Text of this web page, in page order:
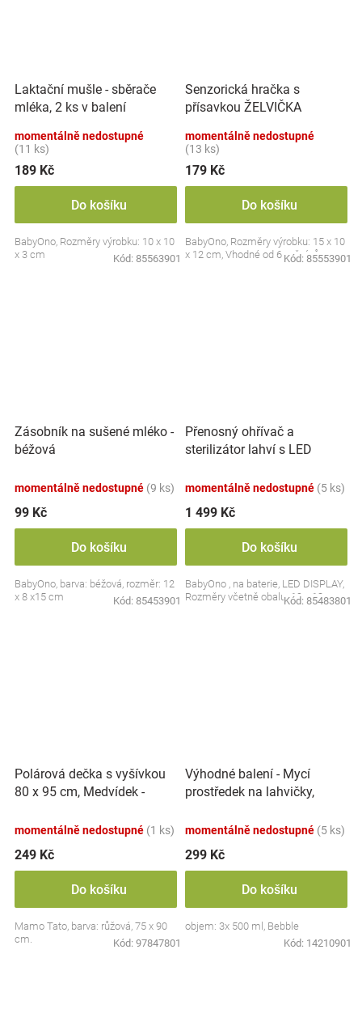
Laktační mušle - sběrače
mléka, 2 ks v balení
momentálně nedostupné
(11 ks)
189 Kč
Do košíku
BabyOno, Rozměry výrobku: 10 x 10
x 3 cm
Kód: 85563901
Senzorická hračka s
přísavkou ŽELVIČKA
momentálně nedostupné
(13 ks)
179 Kč
Do košíku
BabyOno, Rozměry výrobku: 15 x 10
x 12 cm, Vhodné od 6 měsíců
Kód: 85553901
Zásobník na sušené mléko -
béžová
momentálně nedostupné (9 ks)
99 Kč
Do košíku
BabyOno, barva: béžová, rozměr: 12
x 8 x15 cm
Kód: 85453901
Přenosný ohřívač a
sterilizátor lahví s LED
momentálně nedostupné (5 ks)
1 499 Kč
Do košíku
BabyOno , na baterie, LED DISPLAY,
Rozměry včetně obalu: 19 x 13 cm.
Kód: 85483801
Polárová dečka s vyšívkou
80 x 95 cm, Medvídek -
momentálně nedostupné (1 ks)
249 Kč
Do košíku
Mamo Tato, barva: růžová, 75 x 90
cm.
Kód: 97847801
Výhodné balení - Mycí
prostředek na lahvičky,
momentálně nedostupné (5 ks)
299 Kč
Do košíku
objem: 3x 500 ml, Bebble
Kód: 14210901